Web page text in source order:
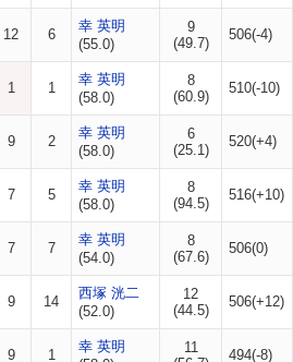
12 6
幸 英明
(55.0)
9
(49.7)
506(-4)
1 1
幸 英明
(58.0)
8
(60.9)
510(-10)
9 2
幸 英明
(58.0)
6
(25.1)
520(+4)
7 5
幸 英明
(58.0)
8
(94.5)
516(+10)
7 7
幸 英明
(54.0)
8
(67.6)
506(0)
9 14
西塚 洸二
(52.0)
12
(44.5)
506(+12)
9 1
幸 英明
11
494(-8)